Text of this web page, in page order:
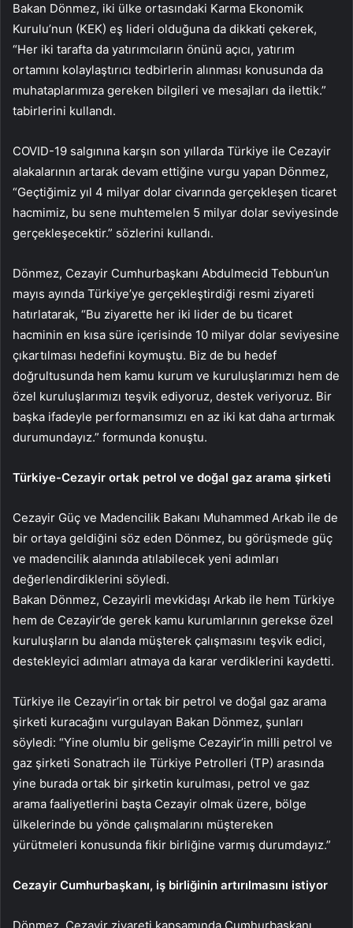
Bakan Dönmez, iki ülke ortasındaki Karma Ekonomik
Kurulu’nun (KEK) eş lideri olduğuna da dikkati çekerek,
“Her iki tarafta da yatırımcıların önünü açıcı, yatırım
ortamını kolaylaştırıcı tedbirlerin alınması konusunda da
muhataplarımıza gereken bilgileri ve mesajları da ilettik.”
tabirlerini kullandı.
COVID-19 salgınına karşın son yıllarda Türkiye ile Cezayir
alakalarının artarak devam ettiğine vurgu yapan Dönmez,
“Geçtiğimiz yıl 4 milyar dolar civarında gerçekleşen ticaret
hacmimiz, bu sene muhtemelen 5 milyar dolar seviyesinde
gerçekleşecektir.” sözlerini kullandı.
Dönmez, Cezayir Cumhurbaşkanı Abdulmecid Tebbun’un
mayıs ayında Türkiye’ye gerçekleştirdiği resmi ziyareti
hatırlatarak, “Bu ziyarette her iki lider de bu ticaret
hacminin en kısa süre içerisinde 10 milyar dolar seviyesine
çıkartılması hedefini koymuştu. Biz de bu hedef
doğrultusunda hem kamu kurum ve kuruluşlarımızı hem de
özel kuruluşlarımızı teşvik ediyoruz, destek veriyoruz. Bir
başka ifadeyle performansımızı en az iki kat daha artırmak
durumundayız.” formunda konuştu.
Türkiye-Cezayir ortak petrol ve doğal gaz arama şirketi
Cezayir Güç ve Madencilik Bakanı Muhammed Arkab ile de
bir ortaya geldiğini söz eden Dönmez, bu görüşmede güç
ve madencilik alanında atılabilecek yeni adımları
değerlendirdiklerini söyledi.
Bakan Dönmez, Cezayirli mevkidaşı Arkab ile hem Türkiye
hem de Cezayir’de gerek kamu kurumlarının gerekse özel
kuruluşların bu alanda müşterek çalışmasını teşvik edici,
destekleyici adımları atmaya da karar verdiklerini kaydetti.
Türkiye ile Cezayir’in ortak bir petrol ve doğal gaz arama
şirketi kuracağını vurgulayan Bakan Dönmez, şunları
söyledi: “Yine olumlu bir gelişme Cezayir’in milli petrol ve
gaz şirketi Sonatrach ile Türkiye Petrolleri (TP) arasında
yine burada ortak bir şirketin kurulması, petrol ve gaz
arama faaliyetlerini başta Cezayir olmak üzere, bölge
ülkelerinde bu yönde çalışmalarını müştereken
yürütmeleri konusunda fikir birliğine varmış durumdayız.”
Cezayir Cumhurbaşkanı, iş birliğinin artırılmasını istiyor